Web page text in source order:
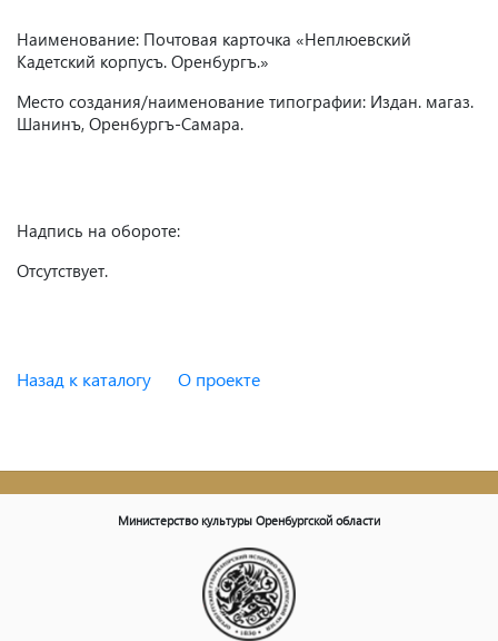
Наименование: Почтовая карточка «Неплюевский
Кадетский корпусъ. Оренбургъ.»
Место создания/наименование типографии: Издан. магаз.
Шанинъ, Оренбургъ-Самара.
Надпись на обороте:
Отсутствует.
Назад к каталогу О проекте
Министерство культуры Оренбургской области